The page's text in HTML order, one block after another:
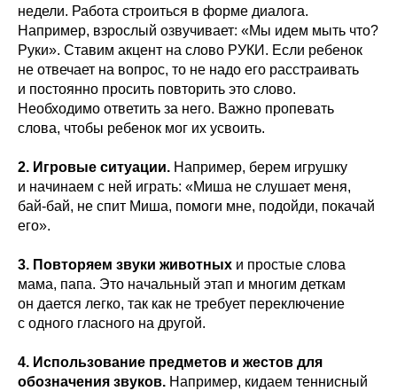
недели. Работа строиться в форме диалога.
Например, взрослый озвучивает: «Мы идем мыть что?
Руки». Ставим акцент на слово РУКИ. Если ребенок
не отвечает на вопрос, то не надо его расстраивать
и постоянно просить повторить это слово.
Необходимо ответить за него. Важно пропевать
слова, чтобы ребенок мог их усвоить.
2. Игровые ситуации. Например, берем игрушку
и начинаем с ней играть: «Миша не слушает меня,
бай-бай, не спит Миша, помоги мне, подойди, покачай
его».
3. Повторяем звуки животных и простые слова
мама, папа. Это начальный этап и многим деткам
он дается легко, так как не требует переключение
с одного гласного на другой.
4. Использование предметов и жестов для
обозначения звуков. Например, кидаем теннисный